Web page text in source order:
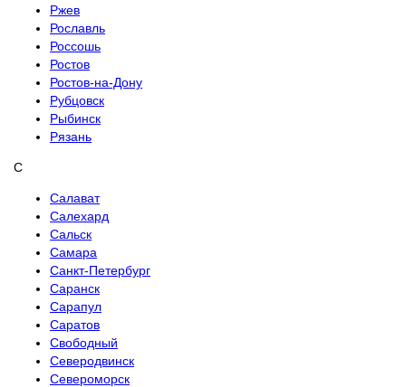
Ржев
Рославль
Россошь
Ростов
Ростов-на-Дону
Рубцовск
Рыбинск
Рязань
С
Салават
Салехард
Сальск
Самара
Санкт-Петербург
Саранск
Сарапул
Саратов
Свободный
Северодвинск
Североморск